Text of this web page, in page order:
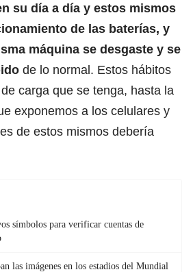
su día a día y estos mismos
de las baterías, y
máquina se desgaste y se
de lo normal. Estos hábitos
carga que se tenga, hasta la
exponemos a los celulares y
de estos mismos debería
símbolos para verificar cuentas de
las imágenes en los estadios del Mundial